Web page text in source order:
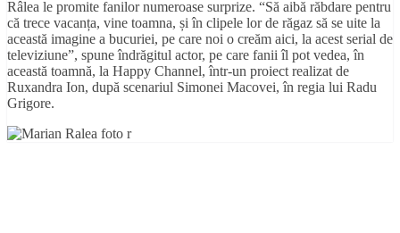
Râlea le promite fanilor numeroase surprize. “Să aibă răbdare pentru
că trece vacanța, vine toamna, și în clipele lor de răgaz să se uite la
această imagine a bucuriei, pe care noi o creăm aici, la acest serial de
televiziune”, spune îndrăgitul actor, pe care fanii îl pot vedea, în
această toamnă, la Happy Channel, într-un proiect realizat de
Ruxandra Ion, după scenariul Simonei Macovei, în regia lui Radu
Grigore.